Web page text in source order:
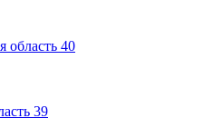
область 40
39